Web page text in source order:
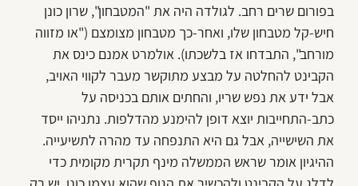
בפורום שרים רחב. לגולדה היה את "המטבחון", שרון כונן
חיש-קל מטבחון שלו, ואחר-כך מטבחון מצומצם ("או מזווה
מורחב", התבדחו אז בלשכתו). אולמרט אמנם כינס את
הקבינט להחלטה על מבצע מתוקשר מעבר לקווי האויב,
אבל ידע את נפש שריו, והחתים אותם בכניסה על
כתב-התחייבות יוצא דופן להימנע מהדלפות. נתניהו ייסד
את השישייה, אבל גם היא התנפחה עד מהרה לתשיעייה.
ההיגיון אומר שראש הממשלה מינף תקרית מקומית כדי